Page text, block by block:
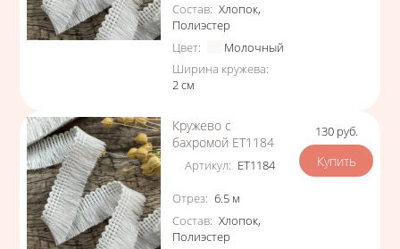
Состав: Хлопок,
Полиэстер
Цвет:
Молочный
Ширина кружева:
2см
Кружево с
бахромой ЕТ1184
Артикул: ЕТ1184
Характеристики
Отрез: 6.5 м
Состав: Хлопок,
Полиэстер
Цена
130 руб.